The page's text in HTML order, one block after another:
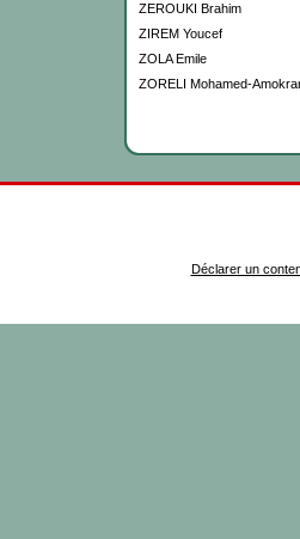
ZEROUKI Brahim
ZIREM Youcef
ZOLA Emile
ZORELI Mohamed-
Déclarer un